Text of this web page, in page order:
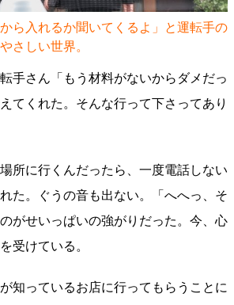
ら入れるか聞いてくるよ」と運転手の
さしい世界。
手さん「もう材料がないからダメだっ
てくれた。そんな行って下さってあり
所に行くんだったら、一度電話しない
た。ぐうの音も出ない。「へへっ、そ
がせいっぱいの強がりだった。今、心
受けている。
知っているお店に行ってもらうことに